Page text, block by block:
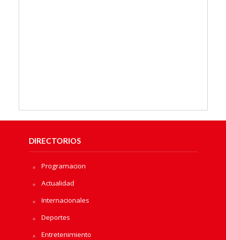
DIRECTORIOS
Programacion
Actualidad
Internacionales
Deportes
Entretenimiento